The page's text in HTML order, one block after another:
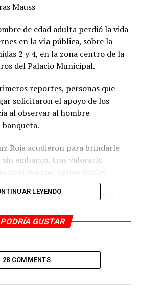
Mauss
de edad adulta perdió la vida
en la vía pública, sobre la
2 y 4, en la zona centro de la
del Palacio Municipal.
reportes, personas que
solicitaron el apoyo de los
al observar al hombre
Roja acudieron para brindarle
embargo, tras valorarlo
en redes sociales comenzó a
se indicó que vestía una
azul cielo, pantalón color caqui y
realizaron las diligencias
LEYENDO
GUSTAR
28 COMMENTS